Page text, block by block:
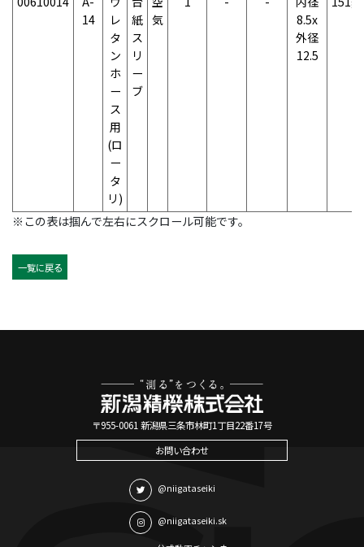
14
レ
タ
ン
ホ
ー
ス
用
(ロ
ー
タ
リ)
紙
ス
リ
ー
ブ
気
8.5x
外径
12.5
※この表は掴んで左右にスクロール可能です。
一覧に戻る
〒955-0061 新潟県三条市林町1丁目22番17号
お問い合わせ
@niigataseiki
@niigataseiki.sk